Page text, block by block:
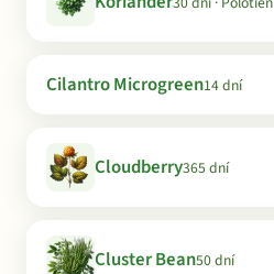
Cilantro Microgreen14 dní
Cloudberry365 dní
Cluster Bean50 dní